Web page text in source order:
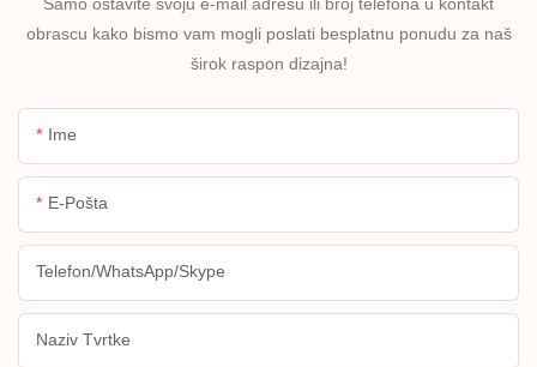
Samo ostavite svoju e-mail adresu ili broj telefona u kontakt
obrascu kako bismo vam mogli poslati besplatnu ponudu za naš
širok raspon dizajna!
Ime
E-Pošta
Telefon/WhatsApp/Skype
Naziv Tvrtke